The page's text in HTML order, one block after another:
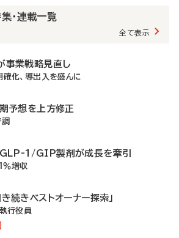
・連載一覧
全て表示
事業戦略見直し
化、導出入を盛んに
期予想を上方修正
、GLP-1/GIP製剤が成長を牽引
％増収
き続きベストオーナー探索」
行役員